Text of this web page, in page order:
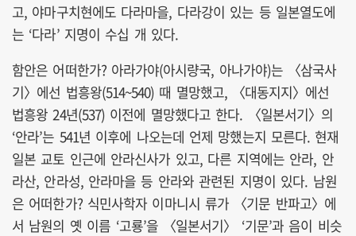
고, 야마구치현에도 다라마을, 다라강이 있는 등 일본열도에
는 ‘다라’ 지명이 수십 개 있다.
함안은 어떠한가? 아라가야(아시량국, 아나가야)는 〈삼국사
기〉에선 법흥왕(514~540) 때 멸망했고, 〈대동지지〉에선
법흥왕 24년(537) 이전에 멸망했다고 한다. 〈일본서기〉의
‘안라’는 541년 이후에 나오는데 언제 망했는지 모른다. 현재
일본 교토 인근에 안라신사가 있고, 다른 지역에는 안라, 안
라산, 안라성, 안라마을 등 안라와 관련된 지명이 있다. 남원
은 어떠한가? 식민사학자 이마니시 류가 〈기문 반파고〉에
서 남원의 옛 이름 ‘고룡’을 〈일본서기〉 ‘기문’과 음이 비슷